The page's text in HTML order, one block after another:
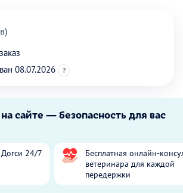
08.07.2026
?
сайте — безопасность для вас
24/7
Бесплатная онлайн-
ветеринара для каждой
передержки